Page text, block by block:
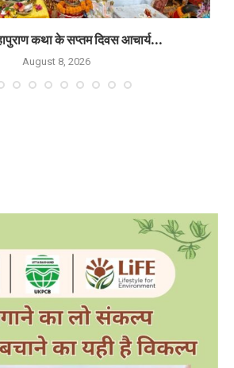
कथा के सप्तम दिवस आचार्य...
August 8, 2026